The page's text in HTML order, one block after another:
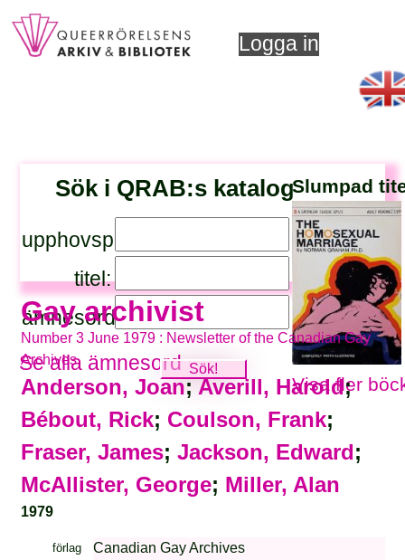
Logga in
Sök i QRAB:s katalog
upphovsperson:
titel:
ämnesord:
Se alla ämnesord
Slumpad
Visa fler
Gay archivist
Number 3 June 1979 : Newsletter of the Canadian Gay
Archives
Anderson, Joan;Averill, Harold;
Bébout, Rick; Coulson, Frank;
Fraser, James; Jackson, Edward;
McAllister, George; Miller, Alan
1979
förlag Canadian Gay Archives